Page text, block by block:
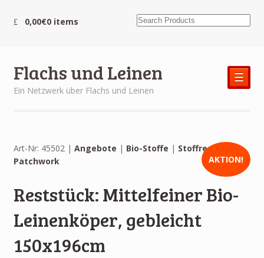
0,00€0 items
Flachs und Leinen
Ein Netzwerk über Flachs und Leinen
☰
AKTION!
Art-Nr: 45502 | Angebote | Bio-Stoffe | Stoffreste und
Patchwork
Reststück: Mittelfeiner Bio-
Leinenköper, gebleicht
150x196cm